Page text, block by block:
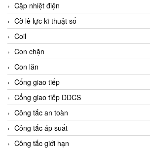
Cặp nhiệt điện
Cờ lê lực kĩ thuật số
Coil
Con chặn
Con lăn
Cổng giao tiếp
Cổng giao tiếp DDCS
Công tắc an toàn
Công tắc áp suất
Công tắc giới hạn